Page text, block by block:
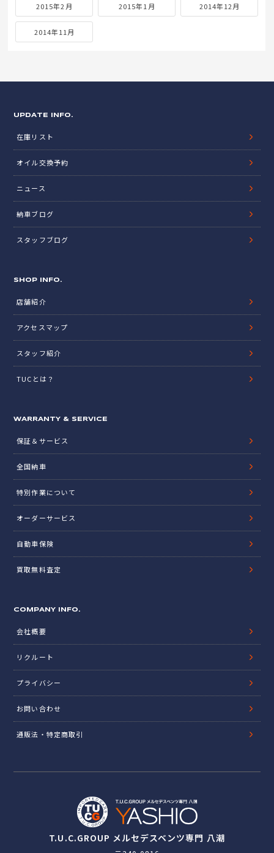
2015年2月 2015年1月 2014年12月
2014年11月
UPDATE INFO.
在庫リスト
オイル交換予約
ニュース
納車ブログ
スタッフブログ
SHOP INFO.
店舗紹介
アクセスマップ
スタッフ紹介
TUCとは？
WARRANTY & SERVICE
保証＆サービス
全国納車
特別作業について
オーダーサービス
自動車保険
買取無料査定
COMPANY INFO.
会社概要
リクルート
プライバシー
お問い合わせ
通販法・特定商取引
T.U.C.GROUP メルセデスベンツ専門 八潮